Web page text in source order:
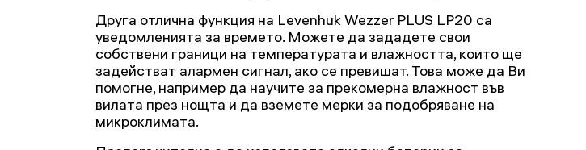
Друга отлична функция на Levenhuk Wezzer PLUS LP20 са
уведомленията за времето. Можете да зададете свои
собствени граници на температурата и влажността, които ще
задействат алармен сигнал, ако се превишат. Това може да Ви
помогне, например да научите за прекомерна влажност във
вилата през нощта и да вземете мерки за подобряване на
микроклимата.